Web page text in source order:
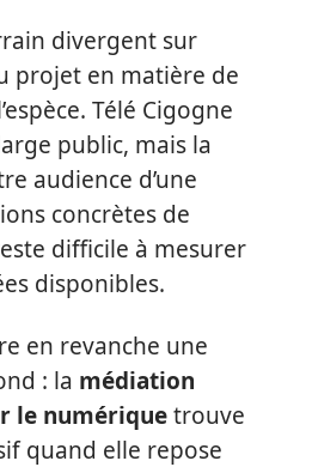
divergent sur
projet en matière de
Télé Cigogne
public, mais la
audience d’une
concrètes de
difficile à mesurer
disponibles.
en revanche une
: la médiation
le numériquetrouve
quand elle repose